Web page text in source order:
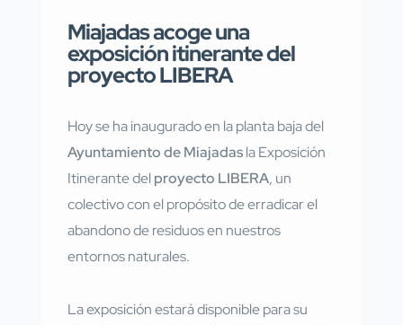
Miajadas acoge una
exposición itinerante del
proyecto LIBERA
Hoy se ha inaugurado en la planta baja del
Ayuntamiento de Miajadasla Exposición
Itinerante delproyecto LIBERA, un
colectivo con el propósito de erradicar el
abandono de residuos en nuestros
entornos naturales.
La exposición estará disponible para su